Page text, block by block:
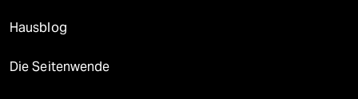
Hausblog
Die Seitenwende